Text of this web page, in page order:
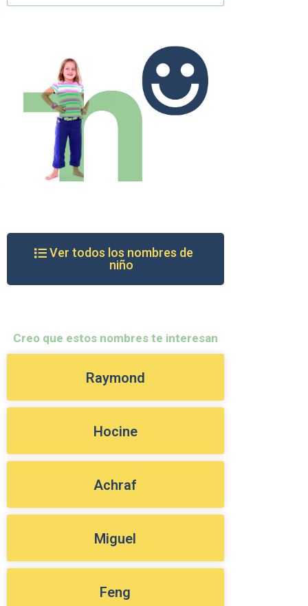
Ver todos los nombres de
niño
Creo que estos nombres te interesan
Raymond
Hocine
Achraf
Miguel
Feng